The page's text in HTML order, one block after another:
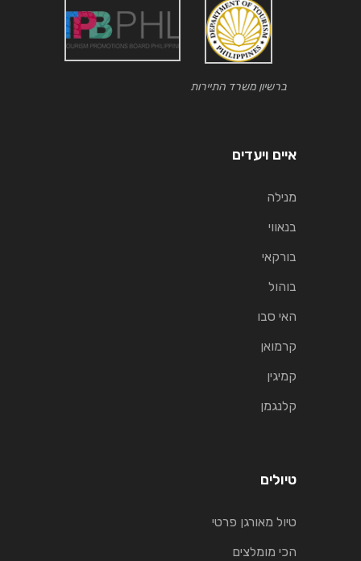
ברשיון משרד התיירות
איים ויעדים
מנילה
בנאווי
בורקאי
בוהול
האי סבו
קרמואן
קמיגין
קלנגמן
טיולים
טיול מאורגן פרטי
הכי מומלצים